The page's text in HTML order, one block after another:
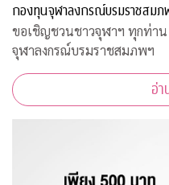
กองทุนจุฬาลงกรณ์บรมราชสมภ
ขอเชิญชวนชาวจุฬาฯ ทุกท่า
จุฬาลงกรณ์บรมราชสมภพฯ
อ่า